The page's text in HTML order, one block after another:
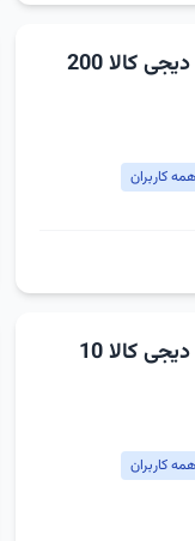
کد تخفیف غیراول دیجی کالا 200
کاربران
کد تخفیف غیراول دیجی کالا 10
کاربران